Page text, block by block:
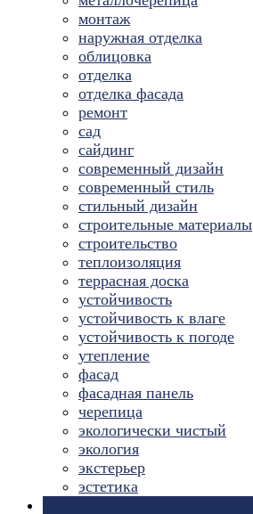
монтаж
наружная отделка
облицовка
отделка
отделка фасада
ремонт
сад
сайдинг
современный дизайн
современный стиль
стильный дизайн
строительные материалы
строительство
теплоизоляция
террасная доска
устойчивость
устойчивость к влаге
устойчивость к погоде
утепление
фасад
фасадная панель
черепица
экологически чистый
экология
экстерьер
эстетика